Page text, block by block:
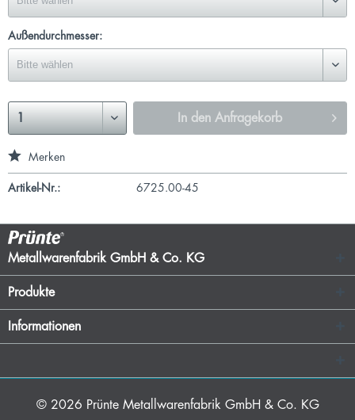
Außendurchmesser:
In den Anfragekorb
Merken
Artikel-Nr.: 6725.00-45
Metallwarenfabrik GmbH & Co. KG
Produkte
Informationen
© 2026 Prünte Metallwarenfabrik GmbH & Co. KG